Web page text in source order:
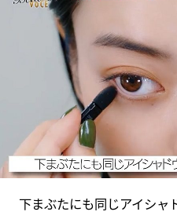
下まぶたにも同じアイシャ